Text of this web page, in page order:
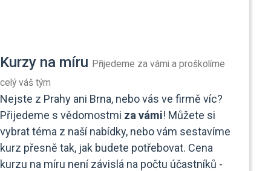
Kurzy na míru Přijedeme za vámi a proškolíme
celý váš tým
Nejste z Prahy ani Brna, nebo vás ve firmě víc?
Přijedeme s vědomostmi za vámi! Můžete si
vybrat téma z naší nabídky, nebo vám sestavíme
kurz přesně tak, jak budete potřebovat. Cena
kurzu na míru není závislá na počtu účastníků -